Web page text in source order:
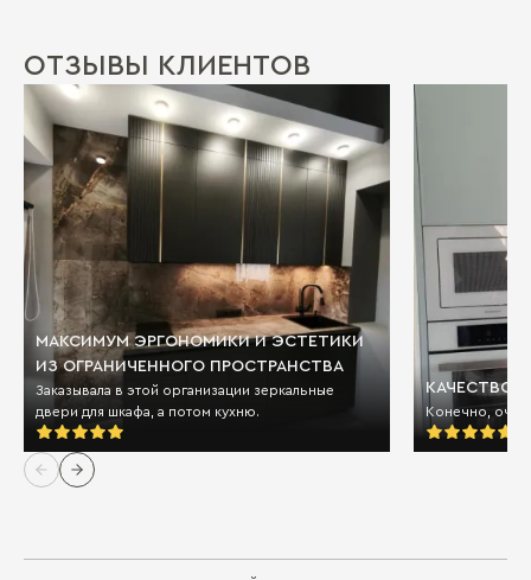
ОТЗЫВЫ КЛИЕНТОВ
МАКСИМУМ ЭРГОНОМИКИ И ЭСТЕТИКИ
ИЗ ОГРАНИЧЕННОГО ПРОСТРАНСТВА
Заказывала в этой организации зеркальные
двери для шкафа, а потом кухню.
КАЧЕСТВО
Конечно,